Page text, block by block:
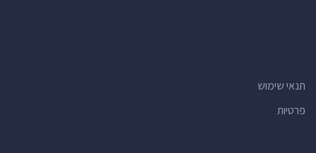
תנאי שימוש
פרטיות